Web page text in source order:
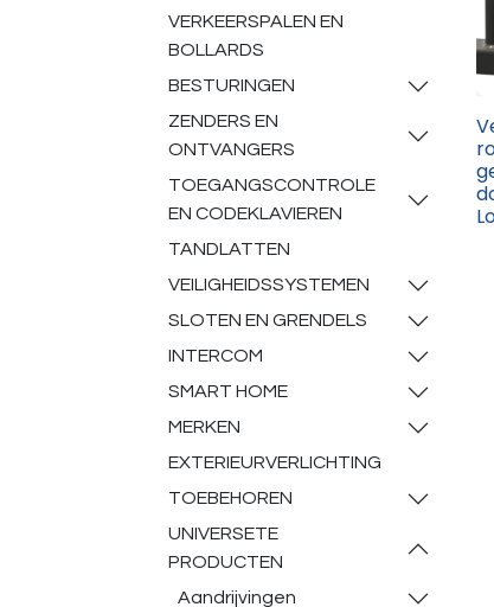
VERKEERSPALEN EN
BOLLARDS
BESTURINGEN
ZENDERS EN
ONTVANGERS
TOEGANGSCONTROLE
EN CODEKLAVIEREN
TANDLATTEN
VEILIGHEIDSSYSTEMEN
SLOTEN EN GRENDELS
INTERCOM
SMART HOME
MERKEN
EXTERIEURVERLICHTING
TOEBEHOREN
UNIVERSETE
PRODUCTEN
Aandrijvingen